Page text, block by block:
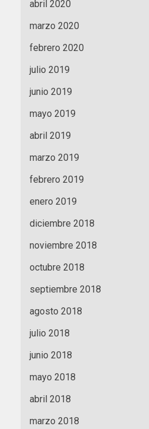
abril 2020
marzo 2020
febrero 2020
julio 2019
junio 2019
mayo 2019
abril 2019
marzo 2019
febrero 2019
enero 2019
diciembre 2018
noviembre 2018
octubre 2018
septiembre 2018
agosto 2018
julio 2018
junio 2018
mayo 2018
abril 2018
marzo 2018